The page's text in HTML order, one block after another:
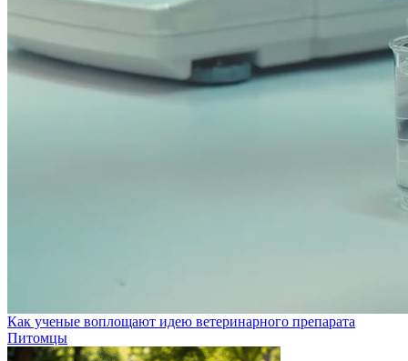
Как ученые воплощают идею ветеринарного препарата
Питомцы